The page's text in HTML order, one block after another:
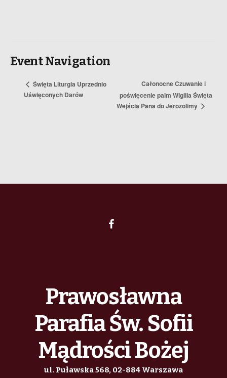
Event Navigation
Święta Liturgia Uprzednio
Uświęconych Darów
Całonocne Czuwanie i
poświęcenie palm Wigilia Święta
Wejścia Pana do Jerozolimy
Prawosławna
Parafia Św. Sofii
Mądrości Bożej
ul. Puławska 568, 02-884 Warszawa